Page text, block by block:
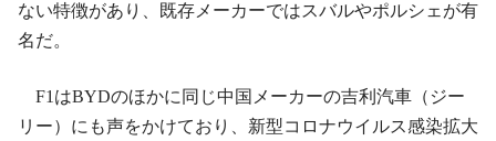
ない特徴があり、既存メーカーではスバルやポルシェが有
名だ。
F1はBYDのほかに同じ中国メーカーの吉利汽車（ジー
リー）にも声をかけており、新型コロナウイルス感染拡大